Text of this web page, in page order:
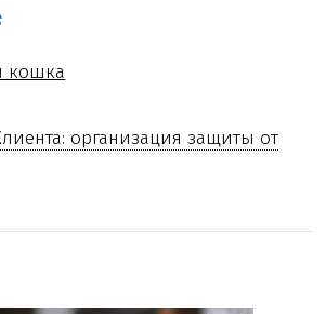
организация защиты от